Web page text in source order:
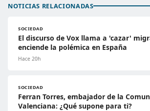
NOTICIAS RELACIONADAS
SOCIEDAD
El discurso de Vox llama a 'cazar'
enciende la polémica en España
Hace 20h
SOCIEDAD
Ferran Torres, embajador de la
Valenciana: ¿Qué supone para ti?